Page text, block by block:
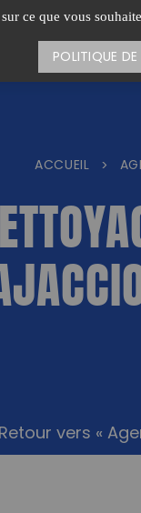
ce que vous
POLITIQUE
ACCUEIL >
Retour vers «